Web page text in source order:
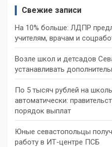
Свежие записи
На 10% больше: ЛДПР
учителям, врачам и
Возле школ и детсадов
устанавливать
По 5 тысяч рублей на
автоматически:
порядок выплат
Юные севастопольцы
работу в ИТ-центре ПСБ